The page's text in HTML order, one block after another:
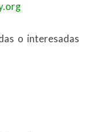
o interesadas